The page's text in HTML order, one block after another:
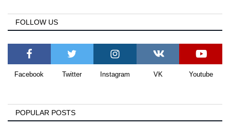
FOLLOW US
Facebook Twitter Instagram VK Youtube
POPULAR POSTS